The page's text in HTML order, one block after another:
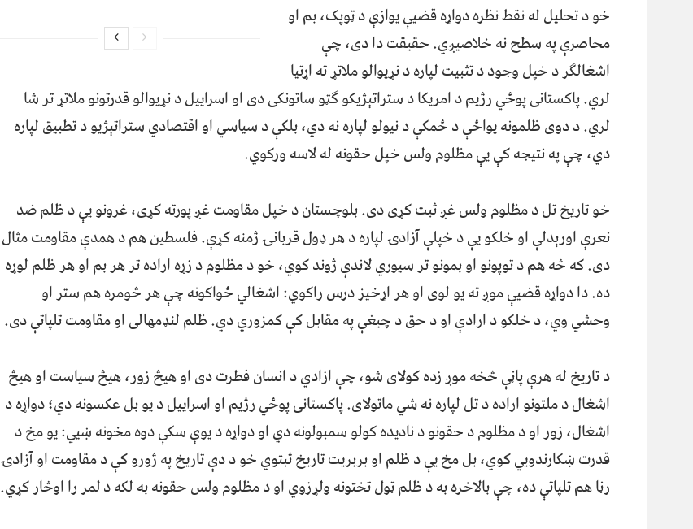
خو د تحلیل له نقط نظره دواړه قضیې یوازې د ټوپک، بم او
محاصرې په سطح نه خلاصیږي. حقیقت دا دی، چې
اشغالګر د خپل وجود د تثبیت لپاره د نړیوالو ملاتړ ته اړتیا
لري. پاکستانی پوځي رژيم د امریکا د ستراتېژیکو ګټو ساتونکی دی او اسراییل د نړیوالو قدرتونو ملاتړ تر شا
لري. د دوی ظلمونه یواځې د ځمکې د نیولو لپاره نه دي، بلکې د سیاسي او اقتصادي ستراتېژیو د تطبیق لپاره
دي، چې په نتیجه کې یې مظلوم ولس خپل حقونه له لاسه ورکوي.
خو تاریخ تل د مظلوم ولس غږ ثبت کړی دی. بلوچستان د خپل مقاومت غږ پورته کړی، غرونو یې د ظلم ضد
نعرې اورېدلې او خلکو یې د خپلې آزادۍ لپاره د هر ډول قربانۍ ژمنه کړې. فلسطين هم د همدې مقاومت مثال
دی. که څه هم د توپونو او بمونو تر سیوري لاندې ژوند کوي، خو د مظلوم د زړه اراده تر هر بم او هر ظلم لوړه
ده. دا دواړه قضیې موږ ته یو لوی او هر اړخیز درس راکوي: اشغالي ځواکونه چې هر څومره هم ستر او
وحشي وي، د خلکو د ارادې او د حق د چیغې په مقابل کې کمزوري دي. ظلم لنډمهالی او مقاومت تلپاتې دی.
د تاریخ له هرې پاڼې څخه موږ زده کولای شو، چې ازادي د انسان فطرت دی او هیڅ زور، هیڅ سیاست او هیڅ
اشغال د ملتونو اراده د تل لپاره نه شي ماتولای. پاکستانی پوځي رژيم او اسراییل د یو بل عکسونه دي؛ دواړه د
اشغال، زور او د مظلوم د حقونو د نادیده کولو سمبولونه دي او دواړه د یوې سکې دوه مخونه ښيي: یو مخ د
قدرت ښکارندويي کوي، بل مخ یې د ظلم او بربریت تاریخ ثبتوي خو د دې تاریخ په ژورو کې د مقاومت او آزادۍ
رڼا هم تلپاتې ده، چې بالاخره به د ظلم ټول تختونه ولړزوي او د مظلوم ولس حقونه به لکه د لمر را اوڅار کړي.